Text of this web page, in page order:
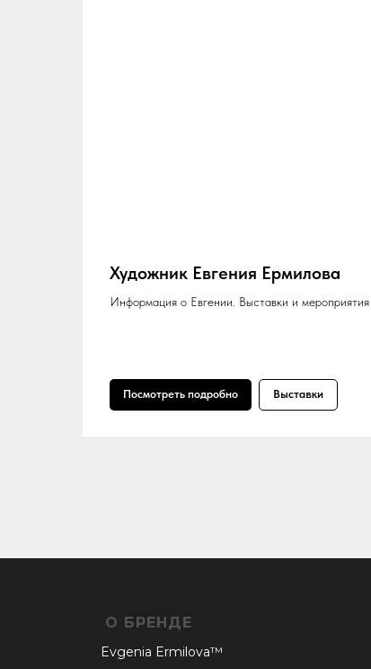
Художник Евгения Ермилова
Информация о Евгении. Выставки и мероприятия
Посмотреть подробно Выставки
О БРЕНДЕ
Evgenia Ermilova™